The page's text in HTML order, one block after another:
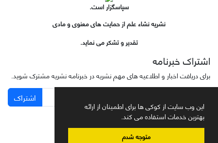
این وب سایت از کوکی ها برای اطمینان از ارائه
بهترین خدمات استفاده می کند.
متوجه شدم
سپاسگزار است.
نشریه نشاء علم از حمایت های معنوی و مادی
تقدیر و تشکر می نماید.
اشتراک خبرنامه
برای دریافت اخبار و اطلاعیه های مهم نشریه در خبرنامه نشریه مشترک شوید.
اشتراک